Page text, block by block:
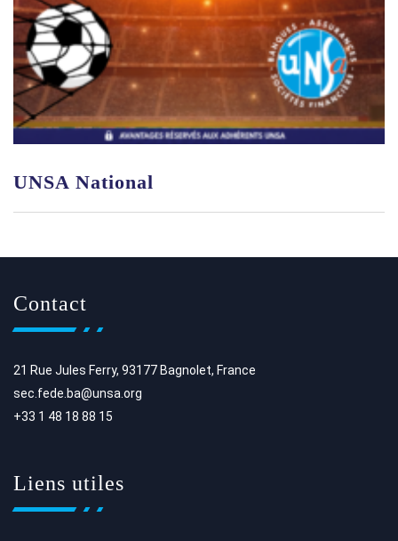
UNSA National
Contact
21 Rue Jules Ferry, 93177 Bagnolet, France
sec.fede.ba@unsa.org
+33 1 48 18 88 15
Liens utiles